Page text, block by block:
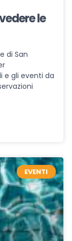
le
di San
e gli eventi da
EVENTI